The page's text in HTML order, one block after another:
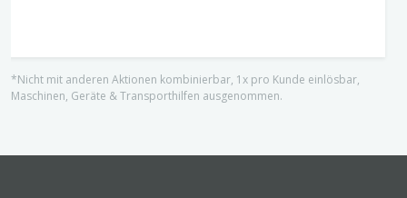
*Nicht mit anderen Aktionen kombinierbar, 1x pro Kunde einlösbar,
Maschinen, Geräte & Transporthilfen ausgenommen.